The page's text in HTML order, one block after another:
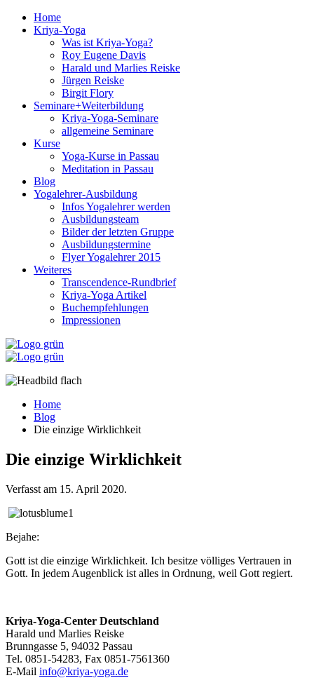
Home
Kriya-Yoga
Was ist Kriya-Yoga?
Roy Eugene Davis
Harald und Marlies Reiske
Jürgen Reiske
Birgit Flory
Seminare+Weiterbildung
Kriya-Yoga-Seminare
allgemeine Seminare
Kurse
Yoga-Kurse in Passau
Meditation in Passau
Blog
Yogalehrer-Ausbildung
Infos Yogalehrer werden
Ausbildungsteam
Bilder der letzten Gruppe
Ausbildungstermine
Flyer Yogalehrer 2015
Weiteres
Transcendence-Rundbrief
Kriya-Yoga Artikel
Buchempfehlungen
Impressionen
Home
Blog
Die einzige Wirklichkeit
Die einzige Wirklichkeit
Verfasst am 15. April 2020.
Bejahe:
Gott ist die einzige Wirklichkeit. Ich besitze völliges Vertrauen in
Gott. In jedem Augenblick ist alles in Ordnung, weil Gott regiert.
Kriya-Yoga-Center Deutschland
Harald und Marlies Reiske
Brunngasse 5, 94032 Passau
Tel. 0851-54283, Fax 0851-7561360
E-Mail info@kriya-yoga.de